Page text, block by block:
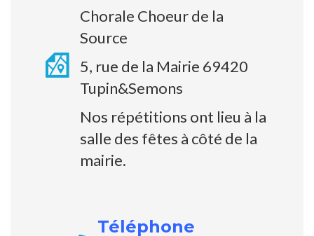
Chorale Choeur de la
Source
5, rue de la Mairie 69420
Tupin&Semons
Nos répétitions ont lieu à la
salle des fêtes à côté de la
mairie.
Téléphone